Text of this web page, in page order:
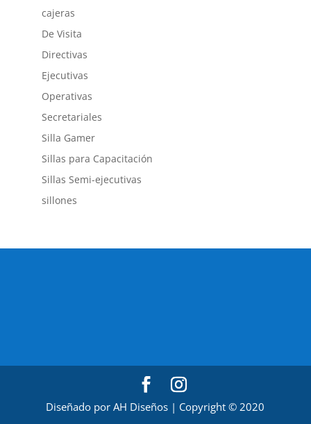
cajeras
De Visita
Directivas
Ejecutivas
Operativas
Secretariales
Silla Gamer
Sillas para Capacitación
Sillas Semi-ejecutivas
sillones
Diseñado por AH Diseños | Copyright © 2020